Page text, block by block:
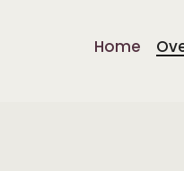
Home